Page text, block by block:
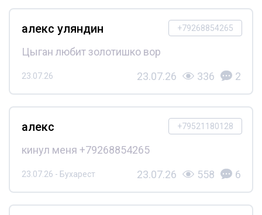
+79268854265
алекс уляндин
Цыган любит золотишко вор
23.07.26 23.07.26 336 2
+79521180128
алекс
кинул меня +79268854265
23.07.26 - Бухарест 23.07.26 558 6